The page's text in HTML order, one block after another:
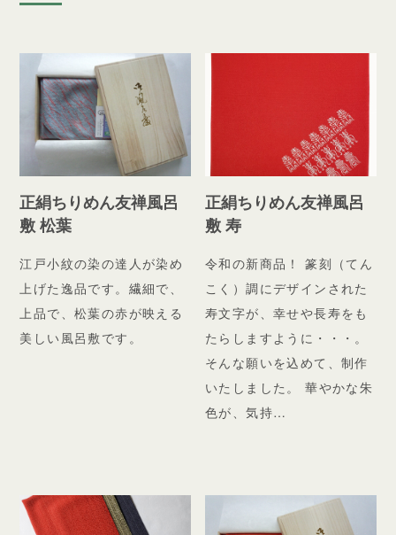
正絹ちりめん友禅風呂
敷 松葉
江戸小紋の染の達人が染め
上げた逸品です。繊細で、
上品で、松葉の赤が映える
美しい風呂敷です。
正絹ちりめん友禅風呂
敷 寿
令和の新商品！ 篆刻（てん
こく）調にデザインされた
寿文字が、幸せや長寿をも
たらしますように・・・。
そんな願いを込めて、制作
いたしました。 華やかな朱
色が、気持…